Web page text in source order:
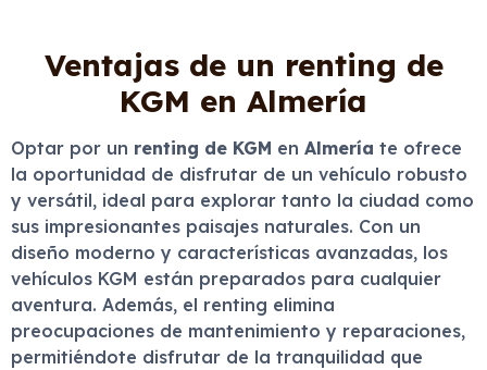
Ventajas de un renting de
KGM en Almería
Optar por un renting de KGM en Almería te ofrece
la oportunidad de disfrutar de un vehículo robusto
y versátil, ideal para explorar tanto la ciudad como
sus impresionantes paisajes naturales. Con un
diseño moderno y características avanzadas, los
vehículos KGM están preparados para cualquier
aventura. Además, el renting elimina
preocupaciones de mantenimiento y reparaciones,
permitiéndote disfrutar de la tranquilidad que